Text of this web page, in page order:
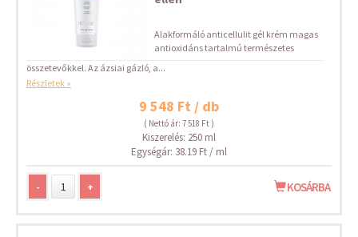
Alakformáló anticellulit gél krém magas
antioxidáns tartalmú természetes
összetevőkkel. Az ázsiai gázló, a...
Részletek »
9 548 Ft / db
( Nettó ár: 7 518 Ft )
Kiszerelés: 250 ml
Egységár: 38.19 Ft / ml
- + KOSÁRBA